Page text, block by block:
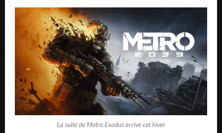
La suite de Metro Exodus arrive cet hiver